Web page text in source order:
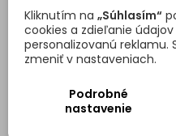
,HR,RO
DETAILY PRODUKTU
Kliknutím na „Súhlasím“
cookies a zdieľanie
personalizovanú reklamu.
zmeniť v nastaveniach.
Podrobné
nastavenie